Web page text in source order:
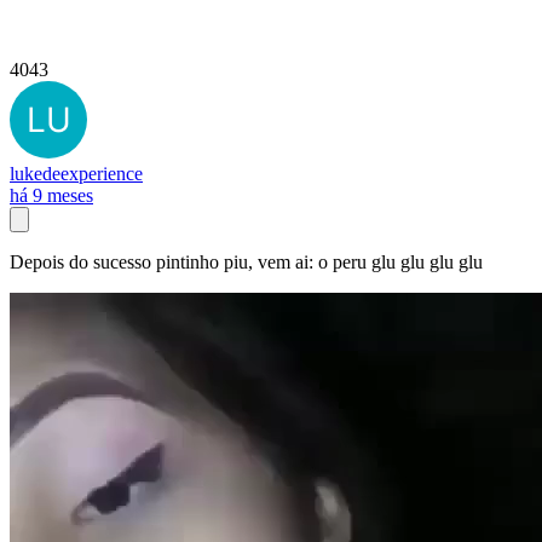
4043
lukedeexperience
há 9 meses
Depois do sucesso pintinho piu, vem ai: o peru glu glu glu glu